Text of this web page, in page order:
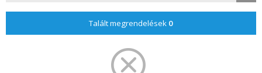
Talált megrendelések 0